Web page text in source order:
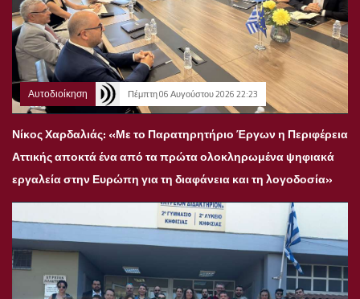
Αυτοδιοίκηση Πέμπτη 06 Αυγούστου 2026 22:23
Νίκος Χαρδαλιάς: «Με το Παρατηρητήριο Έργων η Περιφέρεια
Αττικής αποκτά ένα από τα πρώτα ολοκληρωμένα ψηφιακά
εργαλεία στην Ευρώπη για τη διαφάνεια και τη λογοδοσία»